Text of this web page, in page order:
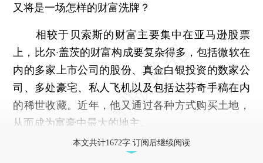
又将是一场怎样的财富洗牌？
相较于贝索斯的财富主要集中在亚马逊股票
上，比尔·盖茨的财富构成要复杂得多，包括微软在
内的多家上市公司的股份、真金白银投资的数家公
司、多处豪宅、私人飞机以及包括达芬奇手稿在内
的稀世收藏。近年，他又通过各种方式购买土地，
从而成为富豪中最大的地主。
本文共计1672字 订阅后继续阅读